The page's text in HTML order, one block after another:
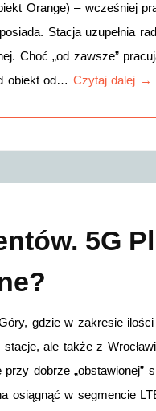
Orange) – wcześniej
Stacja uzupełnia
Choć „od zawsze”
obiekt od… Czytaj dalej →
5G
gdzie w zakresie
ale także z
dobrze „obstawionej”
osiągnąć w segmencie